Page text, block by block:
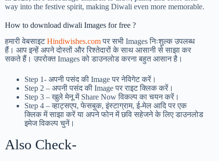
way into the festive spirit, making Diwali even more memorable.
How to download diwali Images for free ?
हमारी वेबसाइटHindiwishes.comपर सभी Images निःशुल्क उपलब्ध
हैं। आप इन्हें अपने दोस्तों और रिश्तेदारों के साथ आसानी से साझा कर
सकते हैं। उपरोक्त Images को डाउनलोड करना बहुत आसान है।
Step 1- अपनी पसंद की Image पर नेविगेट करें।
Step 2 – अपनी पसंद की Image पर राइट क्लिक करें।
Step 3 – खुले मेनू में Share Now विकल्प का चयन करें।
Step 4 – व्हाट्सएप, फेसबुक, इंस्टाग्राम, ई-मेल आदि पर एक
क्लिक में साझा करें या अपने फोन में छवि सहेजने के लिए डाउनलोड
इमेज विकल्प चुनें।
Also Check-